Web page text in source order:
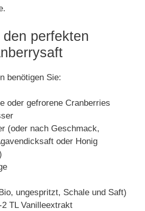
perfekten
benötigen Sie:
oder gefrorene Cranberries
(oder nach Geschmack,
oder Honig
ungespritzt, Schale und Saft)
TL Vanilleextrakt